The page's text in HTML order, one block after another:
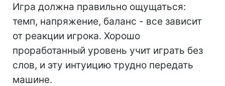
Игра должна правильно ощущаться:
темп, напряжение, баланс - все зависит
от реакции игрока. Хорошо
проработанный уровень учит играть без
слов, и эту интуицию трудно передать
машине.